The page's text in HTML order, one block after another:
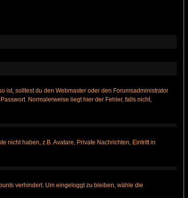
ist, solltest du den Webmaster oder den Forumsadministrator
Normalerweise liegt hier der Fehler, falls nicht,
nicht haben, z.B. Avatare, Private Nachrichten, Eintritt in
verhindert. Um eingeloggt zu bleiben, wähle die